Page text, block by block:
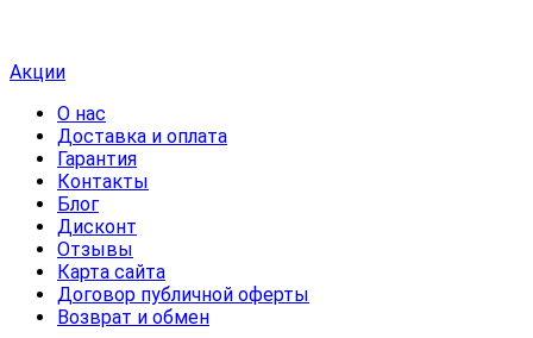
Акции
О нас
Доставка и оплата
Гарантия
Контакты
Блог
Дисконт
Отзывы
Карта сайта
Договор публичной оферты
Возврат и обмен